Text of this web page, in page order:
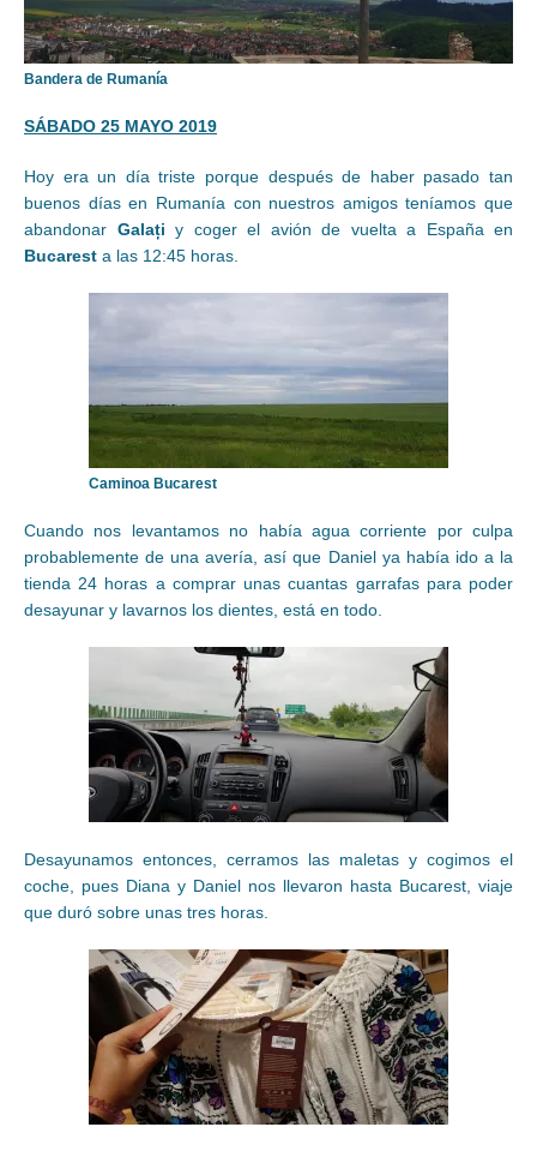
Bandera de Rumanía
SÁBADO 25 MAYO 2019
Hoy era un día triste porque después de haber pasado tan
buenos días en Rumanía con nuestros amigos teníamos que
abandonar Galați y coger el avión de vuelta a España en
Bucarest a las 12:45 horas.
Caminoa Bucarest
Cuando nos levantamos no había agua corriente por culpa
probablemente de una avería, así que Daniel ya había ido a la
tienda 24 horas a comprar unas cuantas garrafas para poder
desayunar y lavarnos los dientes, está en todo.
Desayunamos entonces, cerramos las maletas y cogimos el
coche, pues Diana y Daniel nos llevaron hasta Bucarest, viaje
que duró sobre unas tres horas.